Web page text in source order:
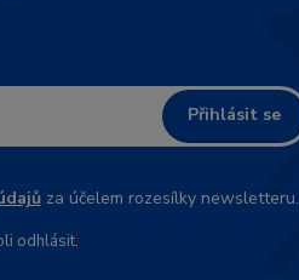
Přihlásit se
za účelem rozesílky newsletteru.
odhlásit.